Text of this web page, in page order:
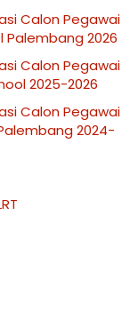
Calon Pegawai
Palembang 2026
Calon Pegawai
2025-2026
Calon Pegawai
2024-